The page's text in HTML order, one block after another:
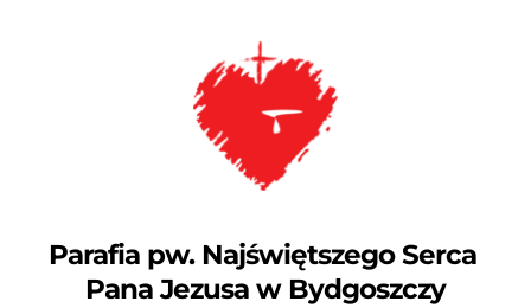
Parafia pw. Najświętszego Serca
Pana Jezusa w Bydgoszczy